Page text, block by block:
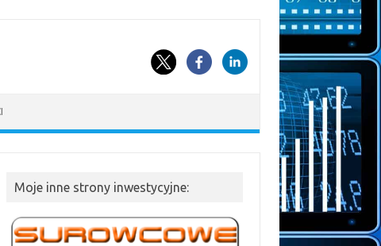
Moje inne strony inwestycyjne: